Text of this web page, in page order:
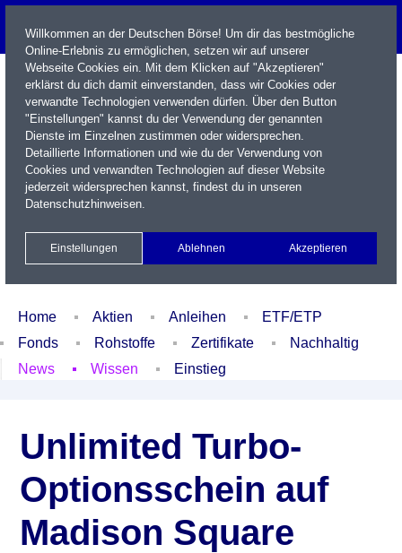
Name / WKN / ISIN / Kürzel
Xetra Realtime
Watchlist Portfolio Login
Home Aktien Anleihen
ETF/ETP
Fonds
Rohstoffe Zertifikate
Nachhaltig
News
Wissen Einstieg
Unlimited Turbo-
Optionsschein auf
Madison Square
Willkommen an der Deutschen Börse! Um dir das bestmögliche
Online-Erlebnis zu ermöglichen, setzen wir auf unserer
Webseite Cookies ein. Mit dem Klicken auf "Akzeptieren"
erklärst du dich damit einverstanden, dass wir Cookies oder
verwandte Technologien verwenden dürfen. Über den Button
"Einstellungen" kannst du der Verwendung der genannten
Dienste im Einzelnen zustimmen oder widersprechen.
Detaillierte Informationen und wie du der Verwendung von
Cookies und verwandten Technologien auf dieser Website
jederzeit widersprechen kannst, findest du in unseren
Datenschutzhinweisen.
Einstellungen Ablehnen Akzeptieren